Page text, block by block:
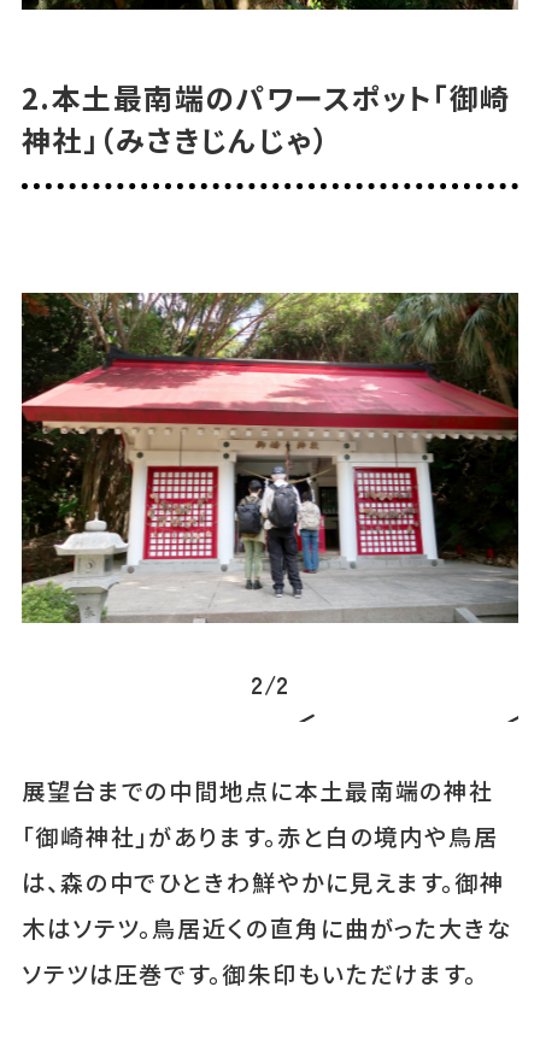
2.本土最南端のパワースポット「御崎
神社」（みさきじんじゃ）
2/2
展望台までの中間地点に本土最南端の神社
「御崎神社」があります。赤と白の境内や鳥居
は、森の中でひときわ鮮やかに見えます。御神
木はソテツ。鳥居近くの直角に曲がった大きな
ソテツは圧巻です。御朱印もいただけます。